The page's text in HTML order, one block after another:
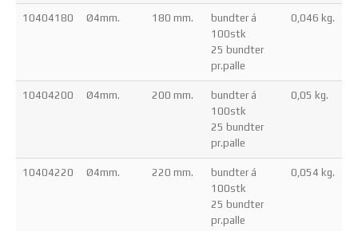
10404180 Ø4mm. 180 mm.
bundter á
100stk
25 bundter
pr.palle
0,046 kg.
10404200 Ø4mm. 200 mm.
bundter á
100stk
25 bundter
pr.palle
0,05 kg.
10404220 Ø4mm. 220 mm.
bundter á
100stk
25 bundter
pr.palle
0,054 kg.